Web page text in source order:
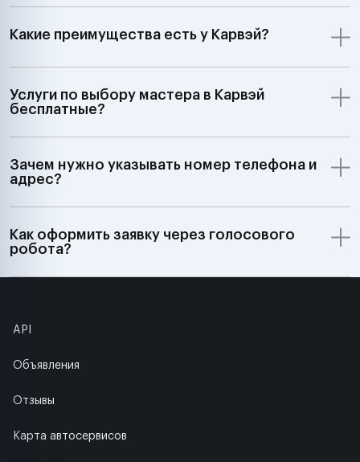
Какие преимущества есть у Карвэй?
Услуги по выбору мастера в Карвэй
бесплатные?
Зачем нужно указывать номер телефона и
адрес?
Как оформить заявку через голосового
робота?
API
Объявления
Отзывы
Карта автосервисов